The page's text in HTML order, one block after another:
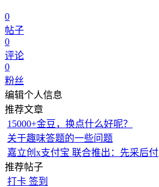
0
帖子
0
评论
0
粉丝
编辑个人信息
推荐文章
15000+金豆，换点什么好呢？
关于趣味答题的一些问题
嘉立创x支付宝 联合推出：先采后付
推荐帖子
打卡 签到